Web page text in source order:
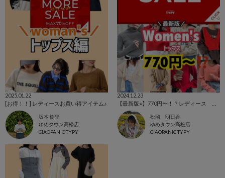
2025.01.22
[お得！！] レディースお買い得アイテム♪
坂本 樹里
ゆめタウン高松店
CIAOPANIC TYPY
2024.12.23
松岡 明日香
ゆめタウン高松店
CIAOPANIC TYPY